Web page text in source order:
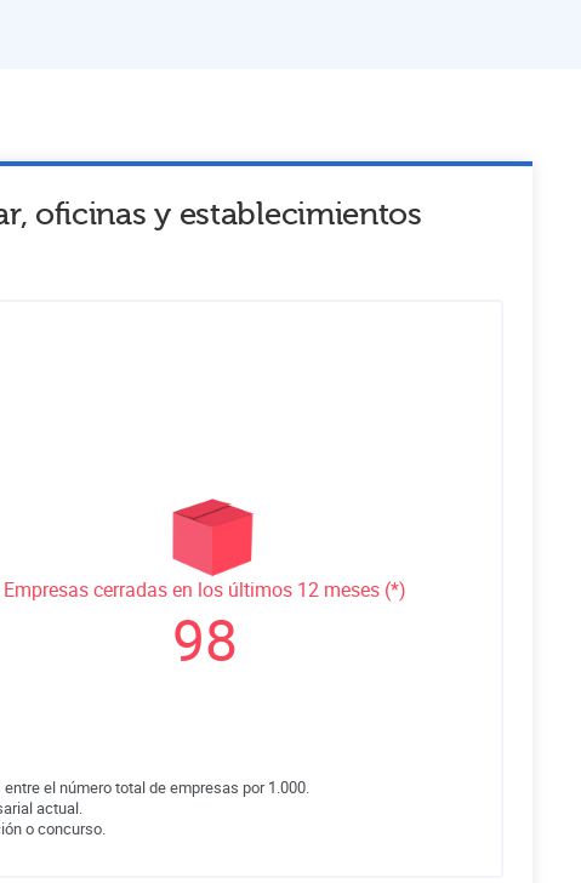
oficinas y establecimientos
Empresas cerradas en los últimos 12 meses (*)
98
el número total de empresas por 1.000.
actual.
o concurso.